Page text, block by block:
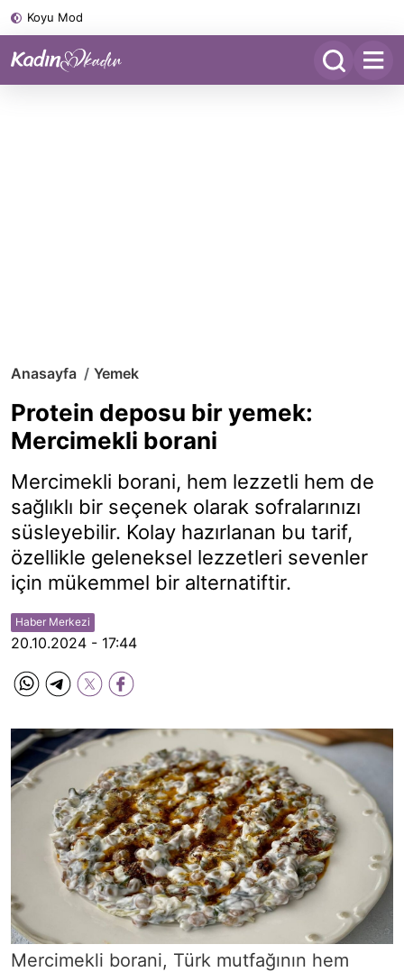
Koyu Mod
Anasayfa Yemek
Protein deposu bir yemek:
Mercimekli borani
Mercimekli borani, hem lezzetli hem de
sağlıklı bir seçenek olarak sofralarınızı
süsleyebilir. Kolay hazırlanan bu tarif,
özellikle geleneksel lezzetleri sevenler
için mükemmel bir alternatiftir.
Haber Merkezi
20.10.2024 - 17:44
Mercimekli borani, Türk mutfağının hem